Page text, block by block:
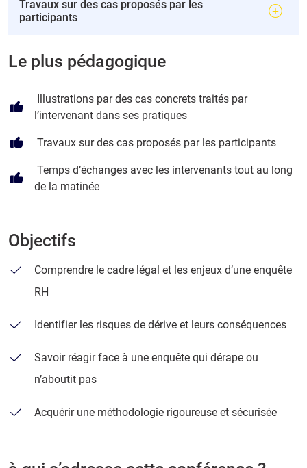
Travaux sur des cas proposés par les
participants
Le plus pédagogique
Illustrations par des cas concrets traités par
l’intervenant dans ses pratiques
Travaux sur des cas proposés par les participants
Temps d’échanges avec les intervenants tout au long
de la matinée
Objectifs
Comprendre le cadre légal et les enjeux d’une enquête
RH
Identifier les risques de dérive et leurs conséquences
Savoir réagir face à une enquête qui dérape ou
n’aboutit pas
Acquérir une méthodologie rigoureuse et sécurisée